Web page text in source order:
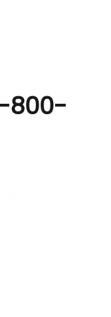
800-